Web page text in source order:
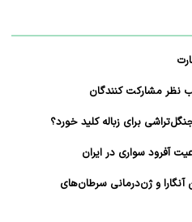
نظر مشارکت‌ کنندگان
برای زباله کلید خورد؟
آفرود سواری در ایران
آنگارا و ژن‌درمانی سرطان‌های